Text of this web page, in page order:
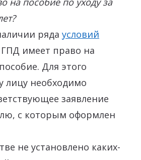
ряда условий
имеет право на
Для этого
лицу необходимо
заявление
с которым оформлен
не установлено каких-